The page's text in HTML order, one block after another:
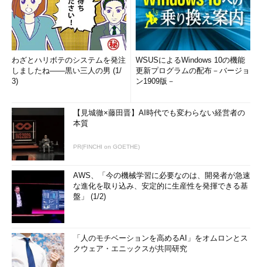
わざとハリボテのシステムを発注
しましたね――黒い三人の男 (1/
3)
WSUSによるWindows 10の機能
更新プログラムの配布－バージョ
ン1909版－
【見城徹×藤田晋】AI時代でも変わらない経営者の
本質
PR(FINCHI on GOETHE)
AWS、「今の機械学習に必要なのは、開発者が急速
な進化を取り込み、安定的に生産性を発揮できる基
盤」 (1/2)
「人のモチベーションを高めるAI」をオムロンとス
クウェア・エニックスが共同研究